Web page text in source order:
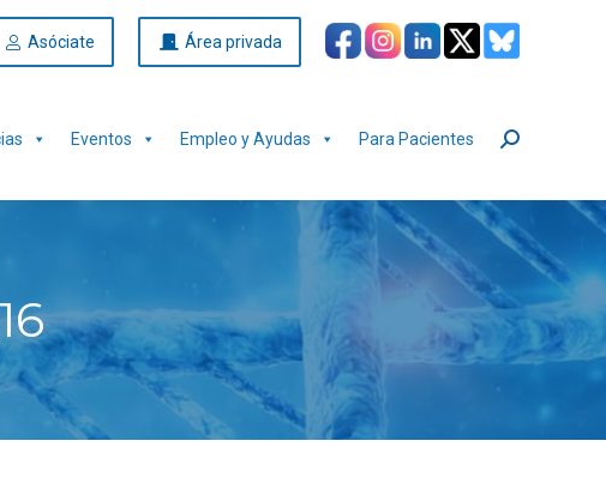
Asóciate Área privada
Eventos Empleo y Ayudas Para Pacientes Buscar: